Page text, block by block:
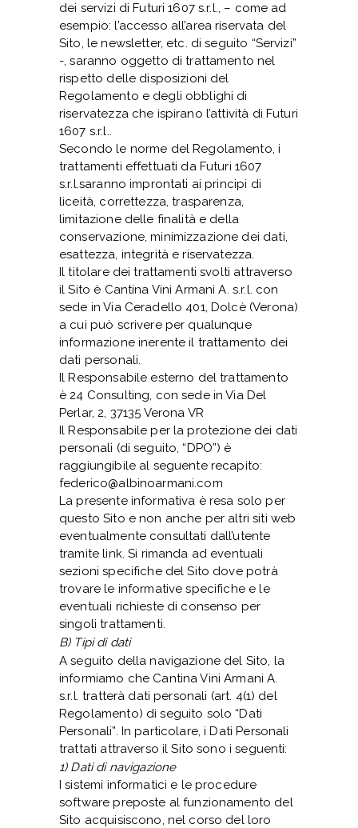
dei servizi di Futuri 1607 s.r.l., – come ad
esempio: l’accesso all’area riservata del
Sito, le newsletter, etc. di seguito “Servizi”
-, saranno oggetto di trattamento nel
rispetto delle disposizioni del
Regolamento e degli obblighi di
riservatezza che ispirano l’attività di Futuri
1607 s.r.l..
Secondo le norme del Regolamento, i
trattamenti effettuati da Futuri 1607
s.r.l.saranno improntati ai principi di
liceità, correttezza, trasparenza,
limitazione delle finalità e della
conservazione, minimizzazione dei dati,
esattezza, integrità e riservatezza.
Il titolare dei trattamenti svolti attraverso
il Sito è Cantina Vini Armani A. s.r.l. con
sede in Via Ceradello 401, Dolcè (Verona)
a cui può scrivere per qualunque
informazione inerente il trattamento dei
dati personali.
Il Responsabile esterno del trattamento
è 24 Consulting, con sede in Via Del
Perlar, 2, 37135 Verona VR
Il Responsabile per la protezione dei dati
personali (di seguito, “DPO”) è
raggiungibile al seguente recapito:
federico@albinoarmani.com
La presente informativa è resa solo per
questo Sito e non anche per altri siti web
eventualmente consultati dall’utente
tramite link. Si rimanda ad eventuali
sezioni specifiche del Sito dove potrà
trovare le informative specifiche e le
eventuali richieste di consenso per
singoli trattamenti.
B) Tipi di dati
A seguito della navigazione del Sito, la
informiamo che Cantina Vini Armani A.
s.r.l. tratterà dati personali (art. 4(1) del
Regolamento) di seguito solo “Dati
Personali”. In particolare, i Dati Personali
trattati attraverso il Sito sono i seguenti:
1) Dati di navigazione
I sistemi informatici e le procedure
software preposte al funzionamento del
Sito acquisiscono, nel corso del loro